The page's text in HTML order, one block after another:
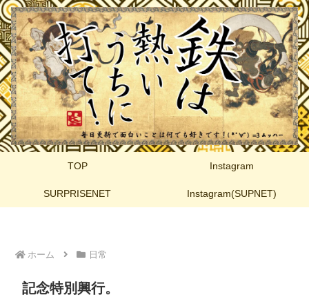
TOP Instagram
SURPRISENET Instagram(SUPNET)
ホーム 日常
記念特別興行。